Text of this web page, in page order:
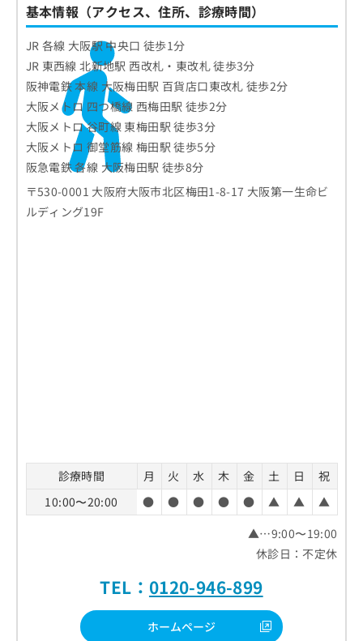
基本情報（アクセス、住所、診療時間）
JR 各線 大阪駅 中央口 徒歩1分
JR 東西線 北新地駅 西改札・東改札 徒歩3分
阪神電鉄 本線 大阪梅田駅 百貨店口東改札 徒歩2分
大阪メトロ 四つ橋線 西梅田駅 徒歩2分
大阪メトロ 谷町線 東梅田駅 徒歩3分
大阪メトロ 御堂筋線 梅田駅 徒歩5分
阪急電鉄 各線 大阪梅田駅 徒歩8分
〒530-0001 大阪府大阪市北区梅田1-8-17 大阪第一生命ビ
ルディング19F
診療時間 月 火 水 木 金 土 日
祝
10:00〜20:00
● ● ● ● ● ▲ ▲
▲
▲…9:00〜19:00
休診日：不定休
TEL： 0120-946-899
ホームページ